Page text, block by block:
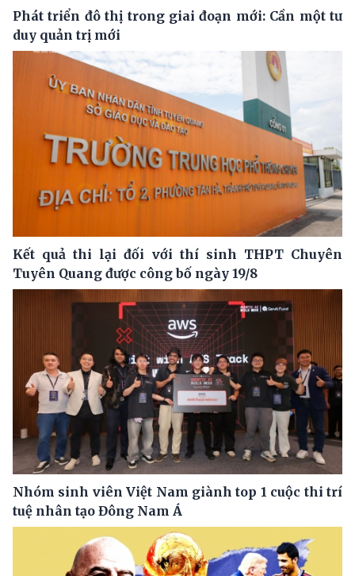
Phát triển đô thị trong giai đoạn mới: Cần một tư
duy quản trị mới
Kết quả thi lại đối với thí sinh THPT Chuyên
Tuyên Quang được công bố ngày 19/8
Nhóm sinh viên Việt Nam giành top 1 cuộc thi trí
tuệ nhân tạo Đông Nam Á